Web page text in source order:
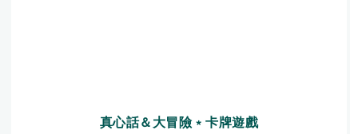
真心話＆大冒險﹡卡牌遊戲